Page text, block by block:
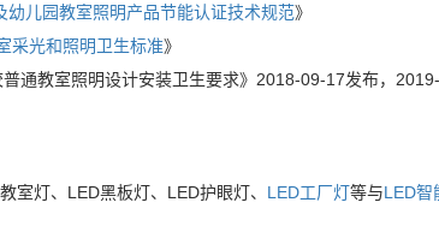
幼儿园教室照明产品节能认证技术规范》
采光和照明卫生标准》
通教室照明设计安装卫生要求》2018-09-17发布，2019-
室灯、LED黑板灯、LED护眼灯、 LED工厂灯等与LED智